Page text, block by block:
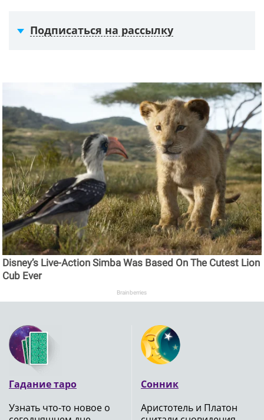
Подписаться на рассылку
Disney’s Live-Action Simba Was Based On The Cutest Lion
Cub Ever
Brainberries
Гадание таро
Узнать что-то новое о
Сонник
Аристотель и Платон